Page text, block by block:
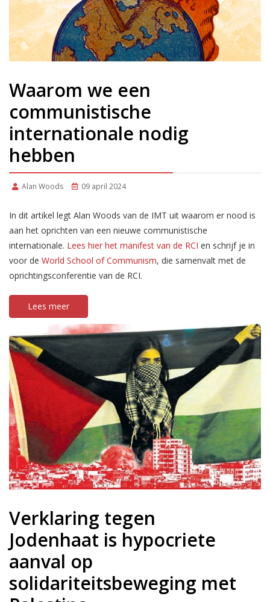
Waarom we een
communistische
internationale nodig
hebben
Alan Woods 09 april 2024
In dit artikel legt Alan Woods van de IMT uit waarom er nood is
aan het oprichten van een nieuwe communistische
internationale. Lees hier het manifest van de RCI en schrijf je in
voor de World School of Communism, die samenvalt met de
oprichtingsconferentie van de RCI.
Lees meer
Verklaring tegen
Jodenhaat is hypocriete
aanval op
solidariteitsbeweging met